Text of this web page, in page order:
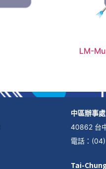
LM-
中區辦事處
40862 台
電話：
Tai-